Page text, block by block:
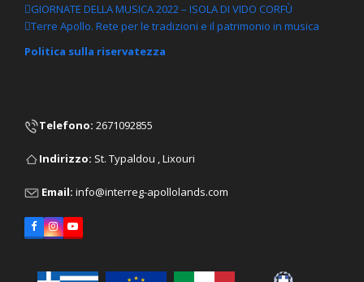
GIORNATE DELLA MUSICA 2022 – ISOLA DI VIDO CORFÙ
Terre Apollo. Rete per le tradizioni e il patrimonio in musica
Politica sulla riservatezza
Telefono: 2671092855
Ιndirizzo: St. Typaldou , Lixouri
Email: info@interreg-apollolands.com
Facebook
Instagram
YouTube